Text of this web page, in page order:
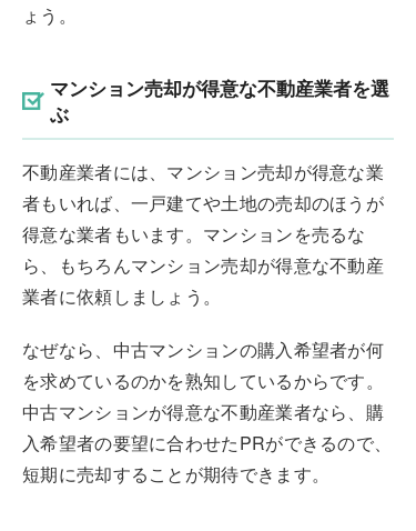
ょう。
マンション売却が得意な不動産業者を選
ぶ
不動産業者には、マンション売却が得意な業
者もいれば、一戸建てや土地の売却のほうが
得意な業者もいます。マンションを売るな
ら、もちろんマンション売却が得意な不動産
業者に依頼しましょう。
なぜなら、中古マンションの購入希望者が何
を求めているのかを熟知しているからです。
中古マンションが得意な不動産業者なら、購
入希望者の要望に合わせたPRができるので、
短期に売却することが期待できます。